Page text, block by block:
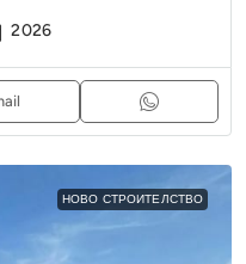
2026
НОВО СТРОИТЕЛСТВО